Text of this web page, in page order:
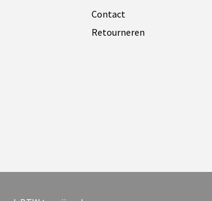
Contact
Retourneren